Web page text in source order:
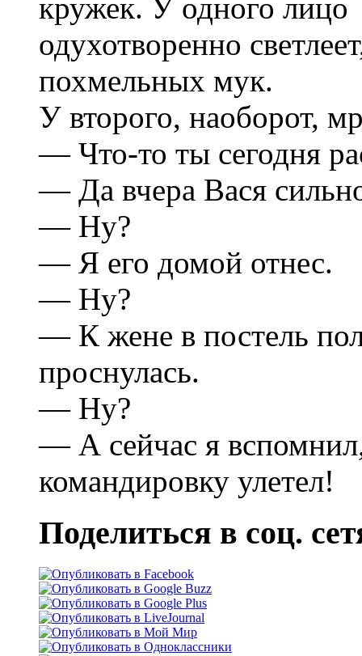
кружек. У одного лицо
одухотворенно
похмельных мук.
У второго, наоборот,
— Что-то ты сегодня
— Да вчера Вася
— Ну?
— Я его домой отнес.
— Ну?
— К жене в постель
проснулась.
— Ну?
— А сейчас я
командировку улетел!
Поделиться в соц.